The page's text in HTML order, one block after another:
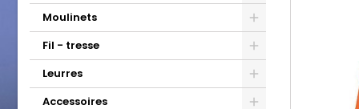
Moulinets
Fil - tresse
Leurres
Accessoires